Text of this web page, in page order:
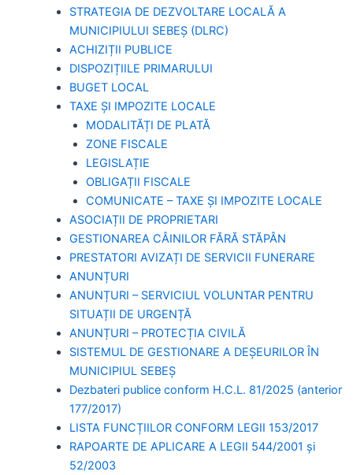
STRATEGIA DE DEZVOLTARE LOCALĂ A
MUNICIPIULUI SEBEȘ (DLRC)
ACHIZIȚII PUBLICE
DISPOZIȚIILE PRIMARULUI
BUGET LOCAL
TAXE ȘI IMPOZITE LOCALE
MODALITĂȚI DE PLATĂ
ZONE FISCALE
LEGISLAȚIE
OBLIGAȚII FISCALE
COMUNICATE – TAXE ȘI IMPOZITE LOCALE
ASOCIAȚII DE PROPRIETARI
GESTIONAREA CÂINILOR FĂRĂ STĂPÂN
PRESTATORI AVIZAȚI DE SERVICII FUNERARE
ANUNȚURI
ANUNȚURI – SERVICIUL VOLUNTAR PENTRU
SITUAȚII DE URGENȚĂ
ANUNȚURI – PROTECȚIA CIVILĂ
SISTEMUL DE GESTIONARE A DEȘEURILOR ÎN
MUNICIPIUL SEBEȘ
Dezbateri publice conform H.C.L. 81/2025 (anterior
177/2017)
LISTA FUNCȚIILOR CONFORM LEGII 153/2017
RAPOARTE DE APLICARE A LEGII 544/2001 și
52/2003